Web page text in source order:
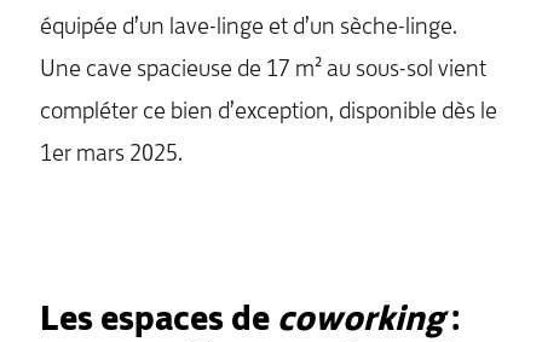
équipée d’un lave-linge et d’un sèche-linge.
Une cave spacieuse de 17 m² au sous-sol vient
compléter ce bien d’exception, disponible dès le
1er mars 2025.
Les espaces de coworking: